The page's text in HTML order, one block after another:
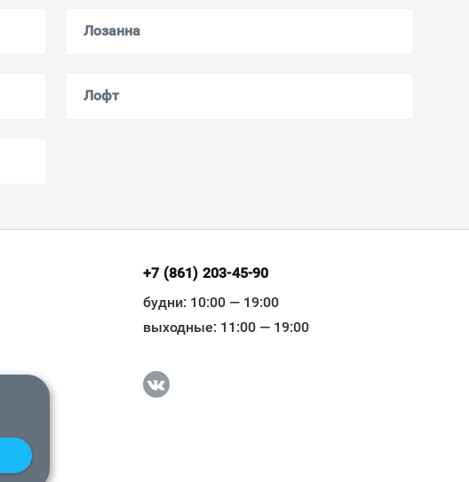
Лозанна
Лофт
+7 (861) 203-45-90
будни: 10:00 — 19:00
выходные: 11:00 — 19:00